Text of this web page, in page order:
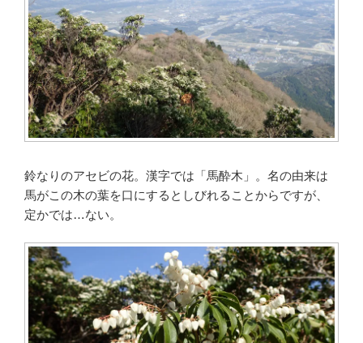
鈴なりのアセビの花。漢字では「馬酔木」。名の由来は
馬がこの木の葉を口にするとしびれることからですが、
定かでは…ない。